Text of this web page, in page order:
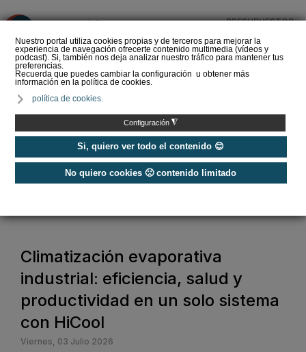
Nuestro portal utiliza cookies propias y de terceros para mejorar la
experiencia de navegación ofrecerte contenido multimedia (vídeos y
podcast). Si, también nos deja analizar nuestro tráfico para mantener tus
preferencias.
Recuerda que puedes cambiar la configuración u obtener más
información en la política de cookies.
política de cookies.
Configuración ◮
Si, quiero ver todo el contenido 😊
No quiero cookies 🙁 contenido limitado
PRESUPUESTOS
cómo funciona?
Aire Acondicionado / Aire Acondicionado Comercial
Climatización evaporativa
industrial: eficiencia, salud y
productividad en un solo sistema
con HiCool
Viernes, 03 Julio 2026